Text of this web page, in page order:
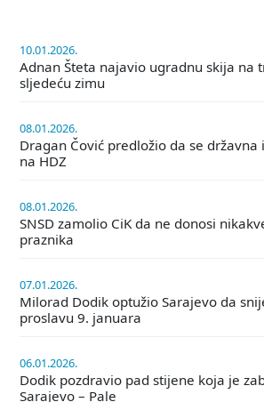
10.01.2026.
Adnan Šteta najavio ugradnu skija na
sljedeću zimu
08.01.2026.
Dragan Čović predložio da se
na HDZ
08.01.2026.
SNSD zamolio CiK da ne donosi
praznika
07.01.2026.
Milorad Dodik optužio Sarajevo da
proslavu 9. januara
06.01.2026.
Dodik pozdravio pad stijene koja je
Sarajevo – Pale